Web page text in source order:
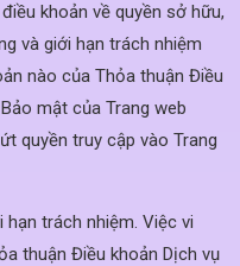
khoản về quyền sở hữu,
và giới hạn trách nhiệm
nào của Thỏa thuận Điều
mật của Trang web
quyền truy cập vào Trang
trách nhiệm. Việc vi
thuận Điều khoản Dịch vụ